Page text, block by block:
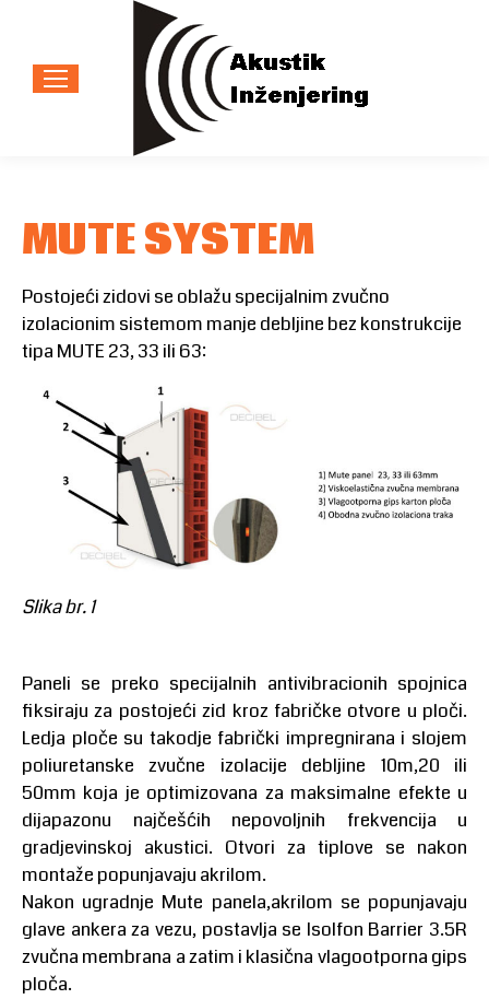
MUTE SYSTEM
Postojeći zidovi se oblažu specijalnim zvučno
izolacionim sistemom manje debljine bez konstrukcije
tipa MUTE 23, 33 ili 63:
Slika br. 1
Paneli se preko specijalnih antivibracionih spojnica
fiksiraju za postojeći zid kroz fabričke otvore u ploči.
Ledja ploče su takodje fabrički impregnirana i slojem
poliuretanske zvučne izolacije debljine 10m,20 ili
50mm koja je optimizovana za maksimalne efekte u
dijapazonu najčešćih nepovoljnih frekvencija u
gradjevinskoj akustici. Otvori za tiplove se nakon
montaže popunjavaju akrilom.
Nakon ugradnje Mute panela,akrilom se popunjavaju
glave ankera za vezu, postavlja se Isolfon Barrier 3.5R
zvučna membrana a zatim i klasična vlagootporna gips
ploča.